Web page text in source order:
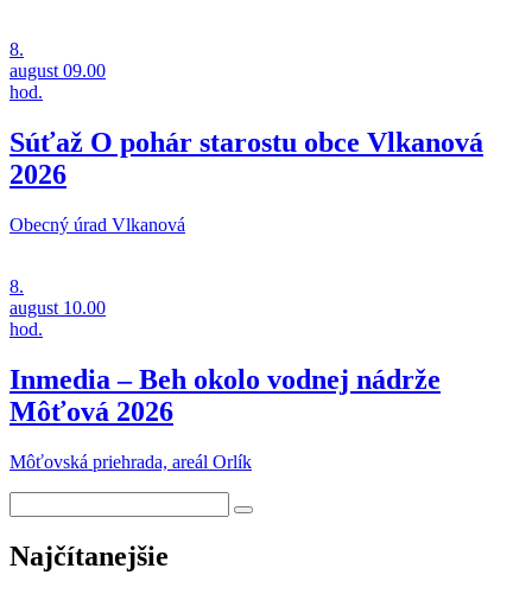
8.
august 09.00
hod.
Súťaž O pohár starostu obce Vlkanová
2026
Obecný úrad Vlkanová
8.
august 10.00
hod.
Inmedia – Beh okolo vodnej nádrže
Môťová 2026
Môťovská priehrada, areál Orlík
Najčítanejšie